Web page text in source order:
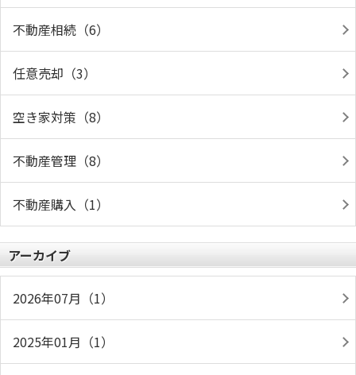
不動産相続（6）
任意売却（3）
空き家対策（8）
不動産管理（8）
不動産購入（1）
アーカイブ
2026年07月（1）
2025年01月（1）